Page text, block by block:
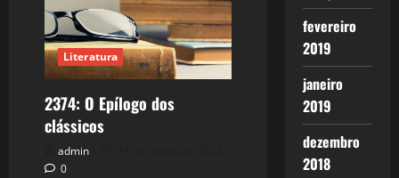
Literatura
2374: O Epílogo dos
clássicos
admin
0
fevereiro
2019
janeiro
2019
dezembro
2018